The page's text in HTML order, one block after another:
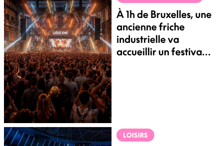
À 1h de Bruxelles, une
ancienne friche
industrielle va
accueillir un festival
LOISIRS